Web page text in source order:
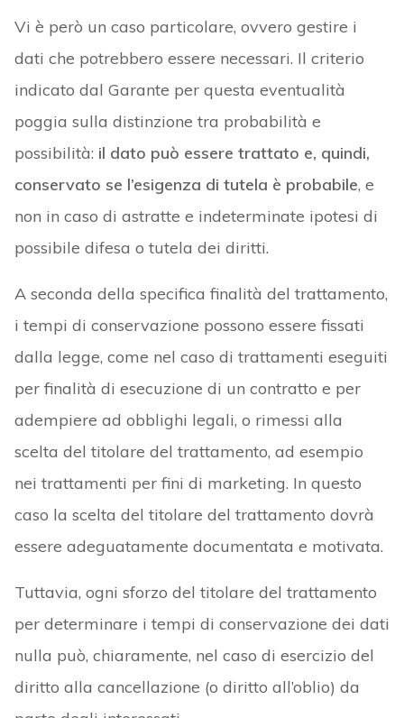
Vi è però un caso particolare, ovvero gestire i
dati che potrebbero essere necessari. Il criterio
indicato dal Garante per questa eventualità
poggia sulla distinzione tra probabilità e
possibilità: il dato può essere trattato e, quindi,
conservato se l’esigenza di tutela è probabile, e
non in caso di astratte e indeterminate ipotesi di
possibile difesa o tutela dei diritti.
A seconda della specifica finalità del trattamento,
i tempi di conservazione possono essere fissati
dalla legge, come nel caso di trattamenti eseguiti
per finalità di esecuzione di un contratto e per
adempiere ad obblighi legali, o rimessi alla
scelta del titolare del trattamento, ad esempio
nei trattamenti per fini di marketing. In questo
caso la scelta del titolare del trattamento dovrà
essere adeguatamente documentata e motivata.
Tuttavia, ogni sforzo del titolare del trattamento
per determinare i tempi di conservazione dei dati
nulla può, chiaramente, nel caso di esercizio del
diritto alla cancellazione (o diritto all’oblio) da